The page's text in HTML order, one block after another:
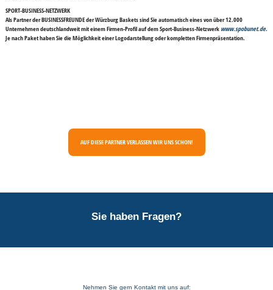
SPORT-BUSINESS-NETZWERK
Als Partner der BUSINESSFREUNDE der Würzburg Baskets sind Sie automatisch eines von über 12.000
Unternehmen deutschlandweit mit einem Firmen-Profil auf dem Sport-Business-Netzwerk www.spobunet.de.
Je nach Paket haben Sie die Möglichkeit einer Logodarstellung oder kompletten Firmenpräsentation.
AUF DIESE PARTNER VERLASSEN WIR UNS SCHON!
Sie haben Fragen?
Nehmen Sie gern Kontakt mit uns auf: